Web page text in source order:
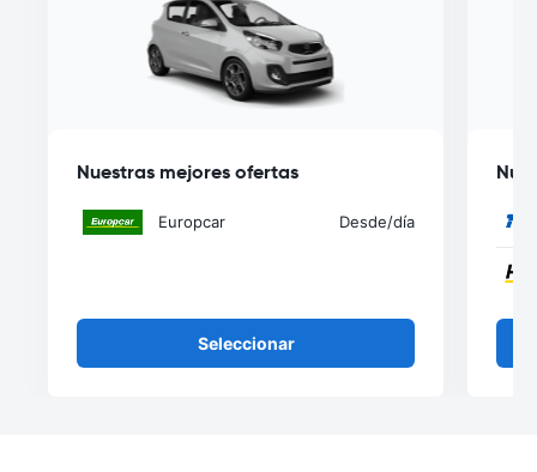
Nuestras mejores ofertas
Europcar Desde/día
Seleccionar